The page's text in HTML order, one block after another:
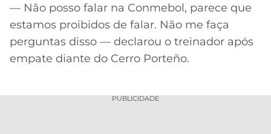
— Não posso falar na Conmebol, parece que
estamos proibidos de falar. Não me faça
perguntas disso — declarou o treinador após
empate diante do Cerro Porteño.
PUBLICIDADE